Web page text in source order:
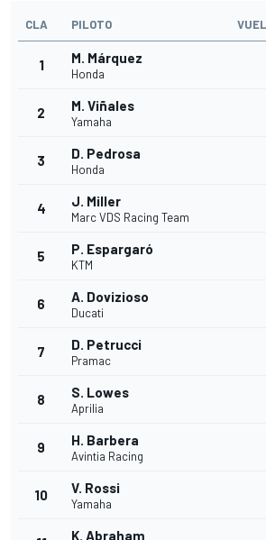
CLA PILOTO
1 M. Márquez
Honda
2 M. Viñales
Yamaha
3 D. Pedrosa
Honda
4 J. Miller
Marc VDS Racing Team
5 P. Espargaró
KTM
6 A. Dovizioso
Ducati
7 D. Petrucci
Pramac
8 S. Lowes
Aprilia
9 H. Barbera
Avintia Racing
10 V. Rossi
Yamaha
K. Abraham